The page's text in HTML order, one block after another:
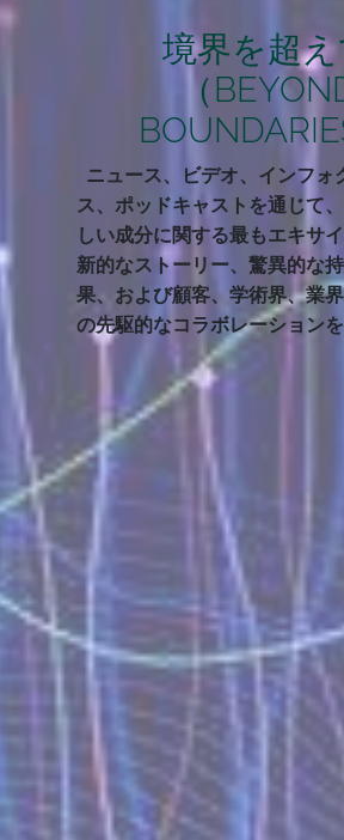
境界を超え
（
ニュース、ビデオ、インフォ
ス、ポッドキャストを通じて
しい成分に関する最もエキサ
新的なストーリー、驚異的な
果、および顧客、学術界、業
の先駆的なコラボレーションを